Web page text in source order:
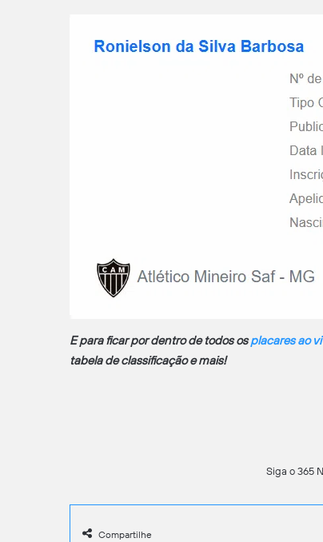
E para ficar por dentro de todos osplacares ao
tabela de classificação e mais!
Siga o 365
Compartilhe